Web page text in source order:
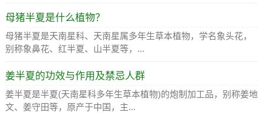
母猪半夏是什么植物？
母猪半夏是天南星科、天南星属多年生草本植物，学名象头花，
别称象鼻花、红半夏、山半夏等，...
姜半夏的功效与作用及禁忌人群
姜半夏是半夏(天南星科多年生草本植物)的炮制加工品，别称姜地
文、姜守田等，原产于中国，主...